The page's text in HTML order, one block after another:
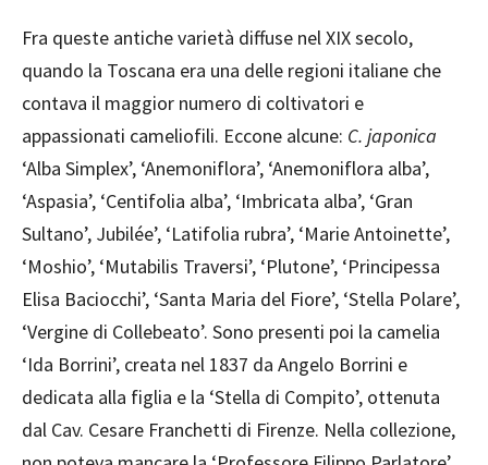
Fra queste antiche varietà diffuse nel XIX secolo,
quando la Toscana era una delle regioni italiane che
contava il maggior numero di coltivatori e
appassionati cameliofili. Eccone alcune: C. japonica
‘Alba Simplex’, ‘Anemoniflora’, ‘Anemoniflora alba’,
‘Aspasia’, ‘Centifolia alba’, ‘Imbricata alba’, ‘Gran
Sultano’, Jubilée’, ‘Latifolia rubra’, ‘Marie Antoinette’,
‘Moshio’, ‘Mutabilis Traversi’, ‘Plutone’, ‘Principessa
Elisa Baciocchi’, ‘Santa Maria del Fiore’, ‘Stella Polare’,
‘Vergine di Collebeato’. Sono presenti poi la camelia
‘Ida Borrini’, creata nel 1837 da Angelo Borrini e
dedicata alla figlia e la ‘Stella di Compito’, ottenuta
dal Cav. Cesare Franchetti di Firenze. Nella collezione,